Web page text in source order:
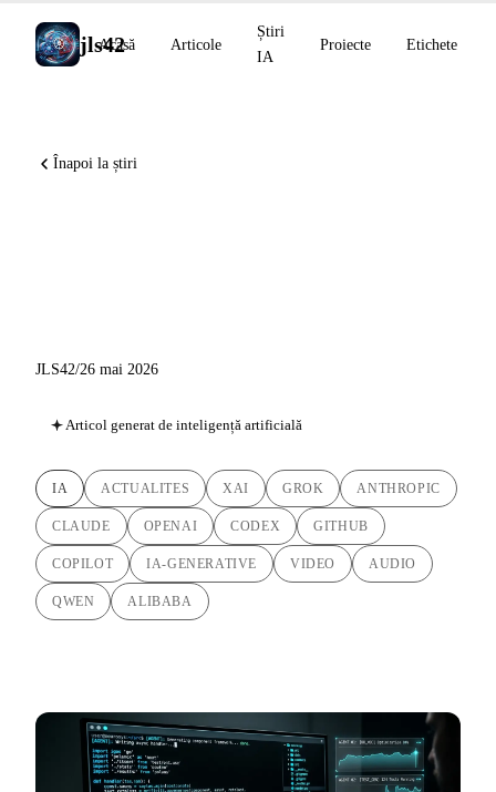
jls42
Acasă Articole
Știri
IA
Proiecte Etichete
Înapoi la știri
JLS42/26 mai 2026
Articol generat de inteligență artificială
IA ACTUALITES XAI GROK ANTHROPIC
CLAUDE OPENAI CODEX GITHUB
COPILOT IA-GENERATIVE VIDEO AUDIO
QWEN ALIBABA